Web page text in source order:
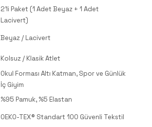
2'li Paket (1 Adet Beyaz + 1 Adet
Lacivert)
Beyaz / Lacivert
Kolsuz / Klasik Atlet
Okul Forması Altı Katman, Spor ve Günlük
İç Giyim
%95 Pamuk, %5 Elastan
OEKO-TEX® Standart 100 Güvenli Tekstil